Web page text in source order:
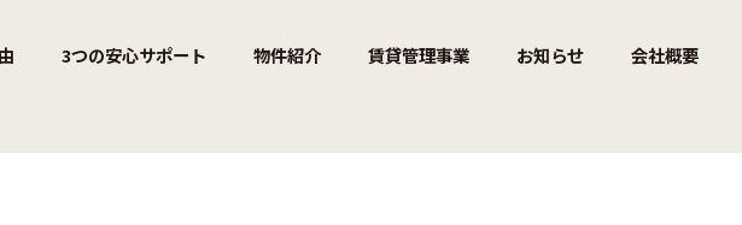
3つの安心サポート 物件紹介 賃貸管理事業 お知らせ 会社概要